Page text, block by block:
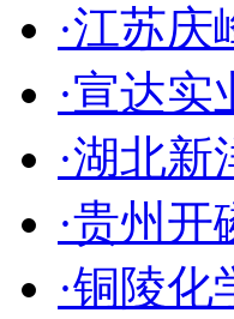
·江苏庆
·宣达
·湖北
·贵州
·铜陵